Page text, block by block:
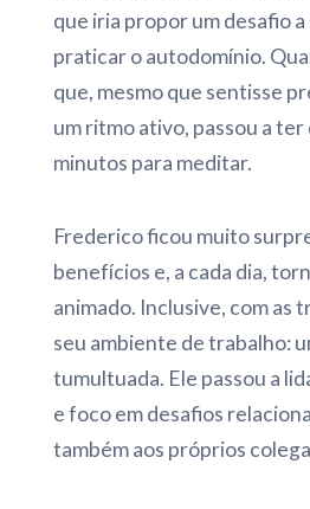
que iria propor um desafio
praticar o autodomínio.
que, mesmo que sentisse
um ritmo ativo, passou a
minutos para meditar.
Frederico ficou muito
benefícios e, a cada dia,
animado. Inclusive, com as
seu ambiente de trabalho:
tumultuada. Ele passou a
e foco em desafios
também aos próprios